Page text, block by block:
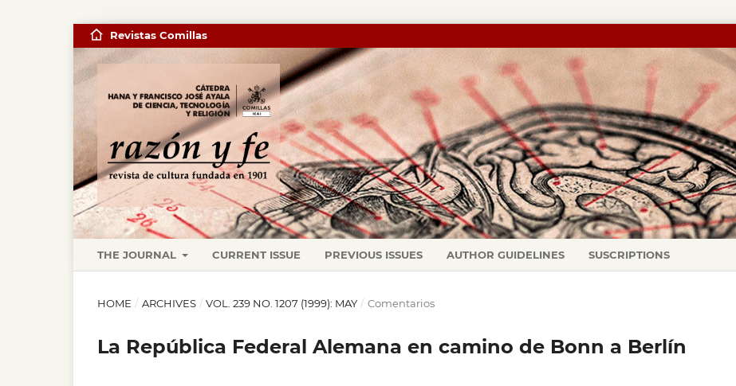
THE JOURNAL CURRENT ISSUE PREVIOUS ISSUES AUTHOR GUIDELINES SUSCRIPTIONS
Revistas Comillas
HOME / ARCHIVES / VOL. 239 NO. 1207 (1999): MAY / Comentarios
La República Federal Alemana en camino de Bonn a Berlín